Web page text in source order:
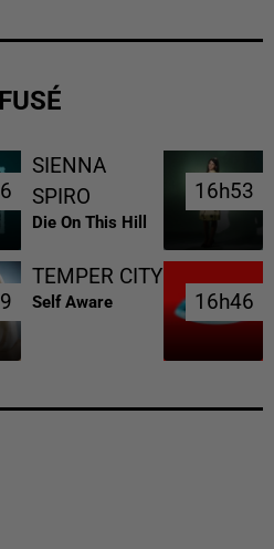
SIENNA
SPIRO
Die On This Hill
16h53
16h53
TEMPER CITY
Self Aware 16h46
16h46